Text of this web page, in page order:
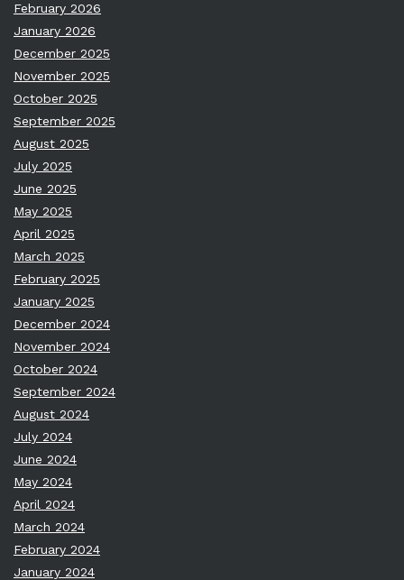
February 2026
January 2026
December 2025
November 2025
October 2025
September 2025
August 2025
July 2025
June 2025
May 2025
April 2025
March 2025
February 2025
January 2025
December 2024
November 2024
October 2024
September 2024
August 2024
July 2024
June 2024
May 2024
April 2024
March 2024
February 2024
January 2024